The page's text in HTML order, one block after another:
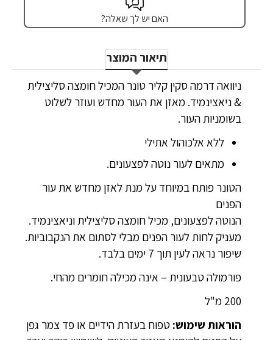
האם יש לך שאלה?
תיאור המוצר
ניוואה דרמה סקין קליר טונר המכיל חומצה סליצילית
& ניאצינמיד. מאזן את העור מחדש ועוזר לשלוט
בשומניות העור.
ללא אלכוהול אתילי
מתאים לעור נוטה לפצעונים.
הטונר פותח במיוחד על מנת לאזן מחדש את עור
הפנים
הנוטה לפצעונים, מכיל חומצה סליצילית וניאצינמיד.
מעניק לחות לעור הפנים מבלי לסתום את הנקבוביות.
שיפור נראה לעין תוך 7 ימים בלבד.
פורמולה טבעונית – אינה מכילה חומרים מהחי.
200 מ"ל
הוראות שימוש: טפוח בעזרת הידיים או פד צמר גפן